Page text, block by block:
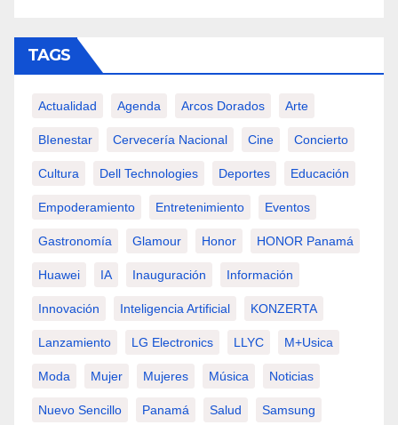
TAGS
Actualidad Agenda Arcos Dorados Arte
BIenestar Cervecería Nacional Cine Concierto
Cultura Dell Technologies Deportes Educación
Empoderamiento Entretenimiento Eventos
Gastronomía Glamour Honor HONOR Panamá
Huawei IA Inauguración Información
Innovación Inteligencia Artificial KONZERTA
Lanzamiento LG Electronics LLYC M+usica
Moda Mujer Mujeres Música Noticias
Nuevo Sencillo Panamá Salud Samsung